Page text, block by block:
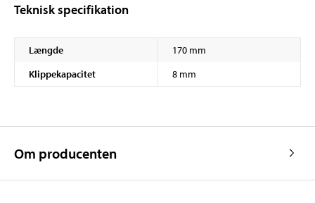
Teknisk specifikation
Længde
170 mm
Klippekapacitet
8 mm
Om producenten